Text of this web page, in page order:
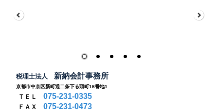
税理士法人 新納会計事務所
京都市中京区新町通二条下る頭町16番地1
ＴＥＬ 075-231-0335
ＦＡＸ 075-231-0473